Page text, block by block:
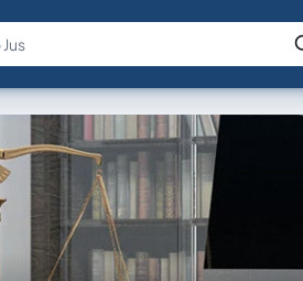
Fale com a IA Buscar no Jus